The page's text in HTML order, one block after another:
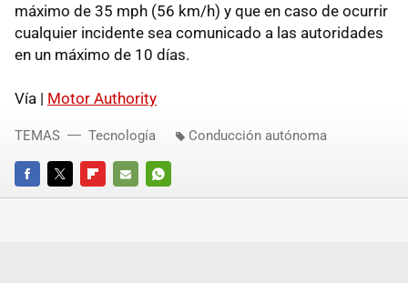
máximo de 35 mph (56 km/h) y que en caso de ocurrir
cualquier incidente sea comunicado a las autoridades
en un máximo de 10 días.
Vía | Motor Authority
FACEBOOKTWITTERFLIPBOARD
E-
WHATSAPP
TEMAS Tecnología Conducción autónoma